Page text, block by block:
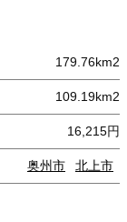
179.76km2
109.19km2
16,215円
奥州市 北上市